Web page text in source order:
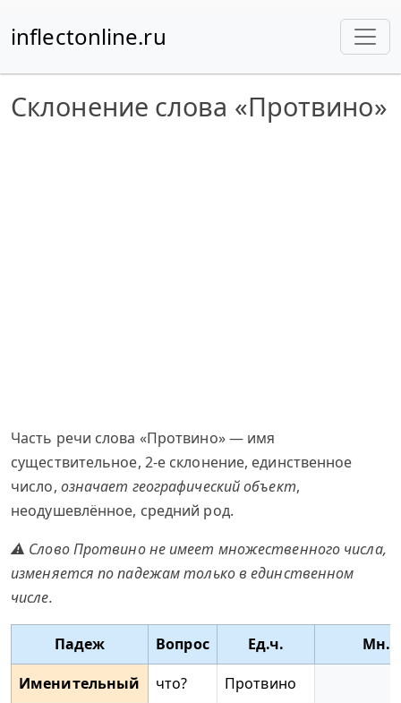
inflectonline.ru
Склонение слова «Протвино»
Часть речи слова «Протвино» — имя
существительное, 2-е склонение, единственное
число, означает географический объект,
неодушевлённое, средний род.
⚠ Слово Протвино не имеет множественного числа,
изменяется по падежам только в единственном
числе.
Падеж Вопрос Ед.ч.
Именительный
что? Протвино